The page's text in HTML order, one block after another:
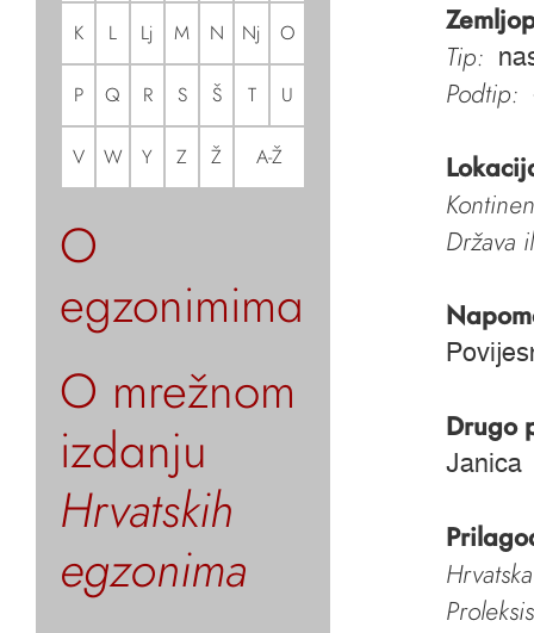
K L Lj M N Nj O
P Q R S Š T U
V W Y Z Ž A-Ž
O
egzonimima
O mrežnom
izdanju
Hrvatskih
egzonima
Tip:
Podtip:
Država
Drugo
Janica